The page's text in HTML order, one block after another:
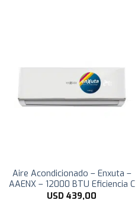
Aire Acondicionado – Enxuta –
AAENX – 12000 BTU Eficiencia C
USD439,00